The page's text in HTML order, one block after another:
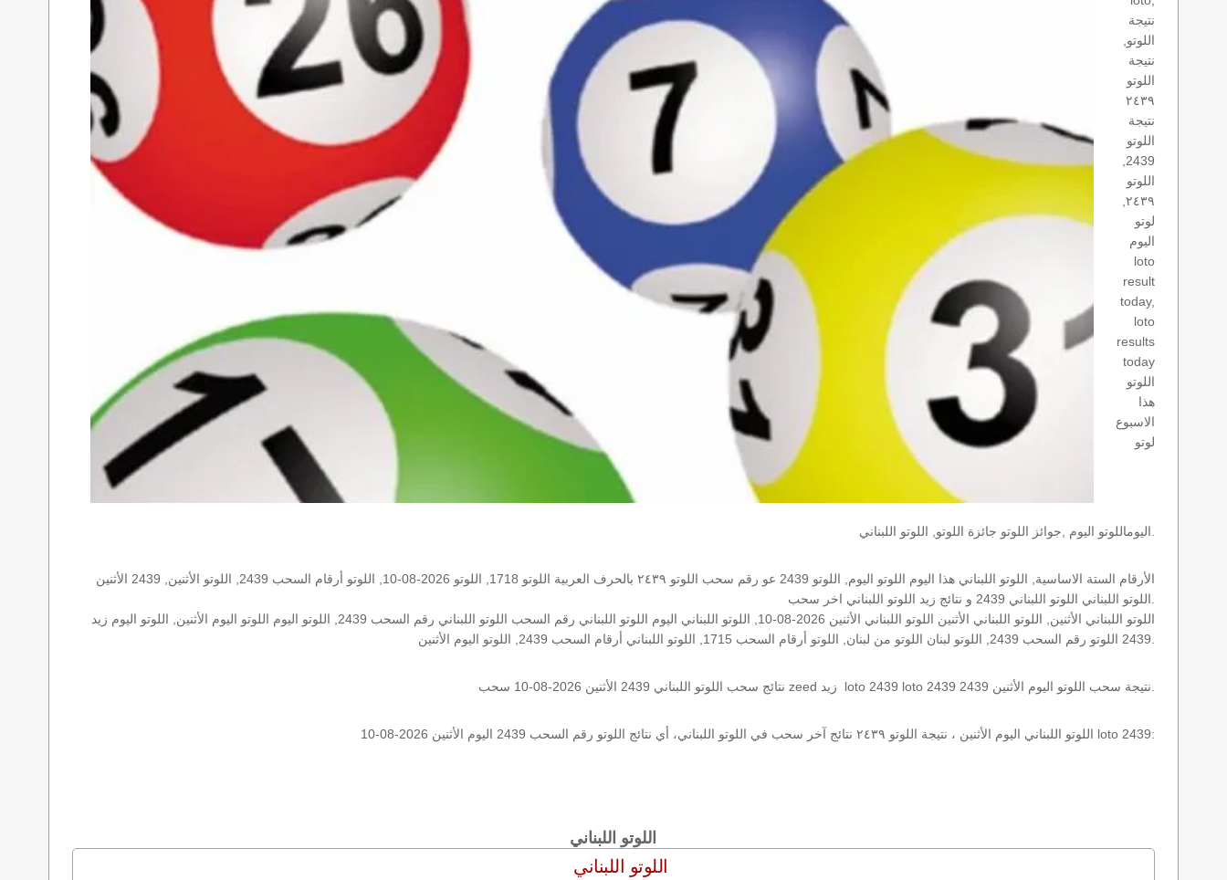
نتيجة
اللوتو,
نتيجة
اللوتو
٢٤٣٩
نتيجة
اللوتو
اللوتو
٢٤٣٩,
لوتو
اليوم
loto
result
today,
loto
results
today
اللوتو
هذا
الاسبوع
لوتو
الأرقام الستة الاساسية, اللوتو اللبناني هذا اليوم اللوتو اليوم, اللوتو 2439 عو رقم سحب اللوتو ٢٤٣٩ بالحرف العربية اللوتو 1718, اللوتو 2026-08-10, اللوتو أرقام السحب 2439, اللوتو الأثنين, 2439 الأثنين
اللوتو اللبناني الأثنين, اللوتو اللبناني الأثنين اللوتو اللبناني الأثنين 2026-08-10, اللوتو اللبناني اليوم اللوتو اللبناني رقم السحب اللوتو اللبناني رقم السحب 2439, اللوتو اليوم اللوتو اليوم الأثنين, اللوتو اليوم زيد
اللوتو اللبناني اليوم الأثنين ، نتيجة اللوتو ٢٤٣٩ نتائج آخر سحب في اللوتو اللبناني، أي نتائج اللوتو رقم السحب 2439 اليوم الأثنين 2026-08-10 loto 2439:
اللوتو اللبناني
اللوتو اللبناني